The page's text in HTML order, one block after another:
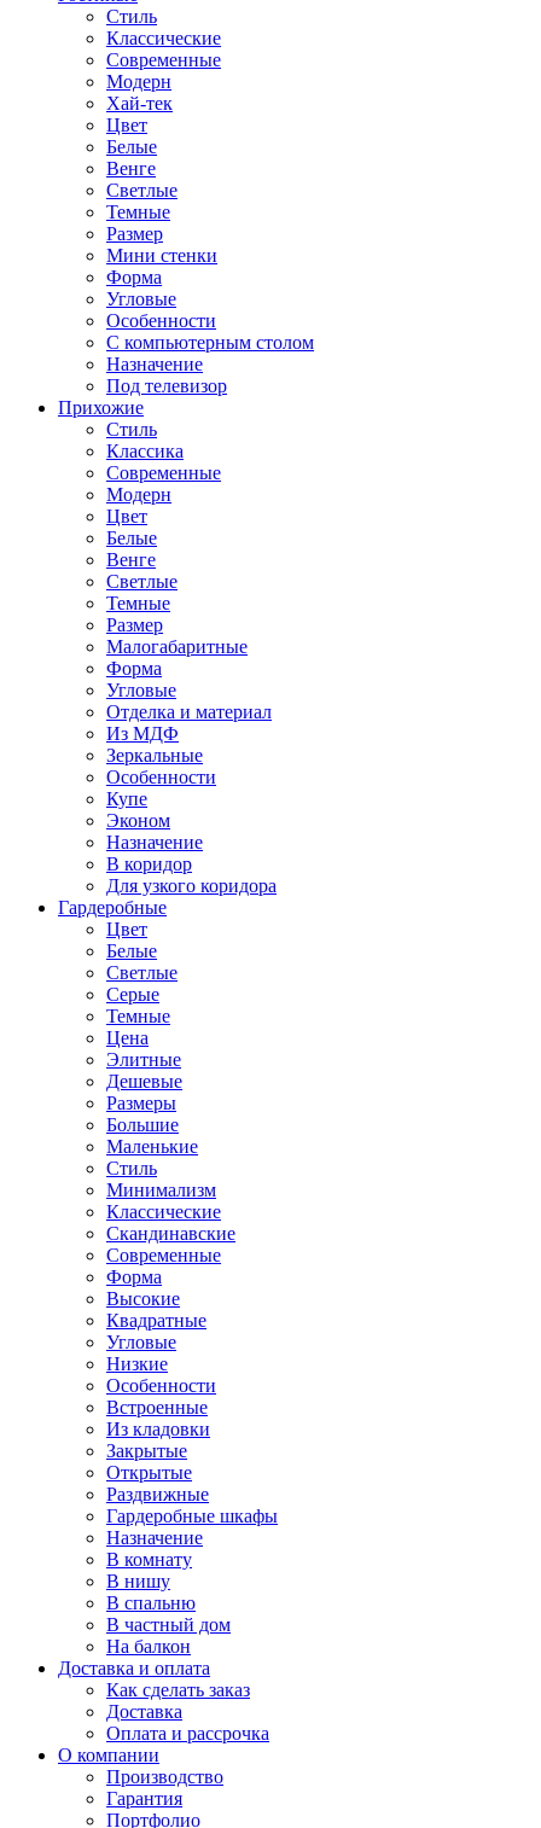
Стиль
Классические
Современные
Модерн
Хай-тек
Цвет
Белые
Венге
Светлые
Темные
Размер
Мини стенки
Форма
Угловые
Особенности
С компьютерным столом
Назначение
Под телевизор
Прихожие
Стиль
Классика
Современные
Модерн
Цвет
Белые
Венге
Светлые
Темные
Размер
Малогабаритные
Форма
Угловые
Отделка и материал
Из МДФ
Зеркальные
Особенности
Купе
Эконом
Назначение
В коридор
Для узкого коридора
Гардеробные
Цвет
Белые
Светлые
Серые
Темные
Цена
Элитные
Дешевые
Размеры
Большие
Маленькие
Стиль
Минимализм
Классические
Скандинавские
Современные
Форма
Высокие
Квадратные
Угловые
Низкие
Особенности
Встроенные
Из кладовки
Закрытые
Открытые
Раздвижные
Гардеробные шкафы
Назначение
В комнату
В нишу
В спальню
В частный дом
На балкон
Доставка и оплата
Как сделать заказ
Доставка
Оплата и рассрочка
О компании
Производство
Гарантия
Портфолио